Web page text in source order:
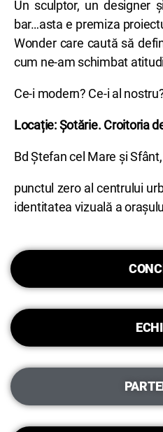
Un sculptor, un designer
bar…asta e premiza
Wonder care caută să
cum ne-am schimbat
Ce-i modern? Ce-i al
Locație: Șotărie. Croitoria
Bd Ștefan cel Mare și
punctul zero al centrului
identitatea vizuală a